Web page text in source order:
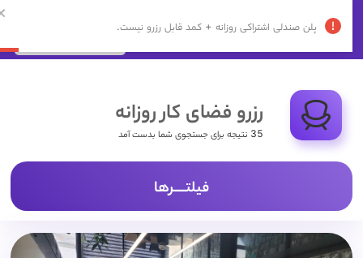
رزرو فضای کار روزانه
35 نتیجه برای جستجوی شما بدست آمد
فیلتـــــرها